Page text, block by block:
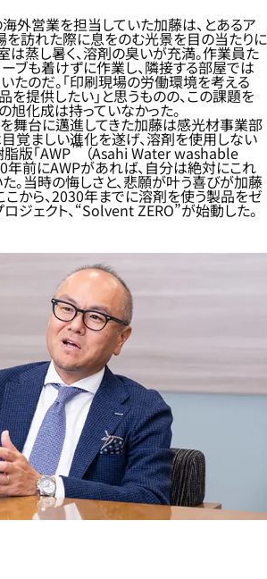
外営業を担当していた加藤は、とあるア
訪れた際に息をのむ光景を目の当たりに
は蒸し暑く、溶剤の臭いが充満。作業員た
ブも着けずに作業し、隣接する部屋では
たのだ。「印刷現場の労働環境を考える
を提供したい」と思うものの、この課題を
旭化成は持っていなかった。
舞台に邁進してきた加藤は感光材事業部
覚ましい進化を遂げ、溶剤を使用しない
版「AWP™（Asahi Water washable
年前にAWPがあれば、自分は絶対にこれ
。当時の悔しさと、悲願が叶う喜びが加藤
こから、2030年までに溶剤を使う製品をゼ
ジェクト、“Solvent ZERO”が始動した。